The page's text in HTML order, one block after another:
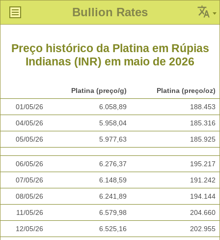
Bullion Rates
Preço histórico da Platina em Rúpias
Indianas (INR) em maio de 2026
Platina (preço/g) Platina (preço/oz)
01/05/26 6.058,89 188.453
04/05/26 5.958,04 185.316
05/05/26 5.977,63 185.925
06/05/26 6.276,37 195.217
07/05/26 6.148,59 191.242
08/05/26 6.241,89 194.144
11/05/26 6.579,98 204.660
12/05/26 6.525,16 202.955